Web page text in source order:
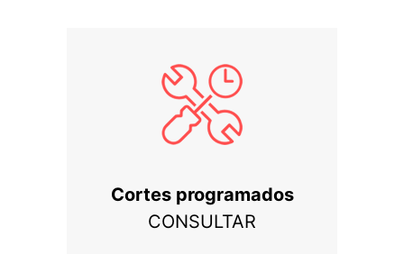
Cortes programados
CONSULTAR